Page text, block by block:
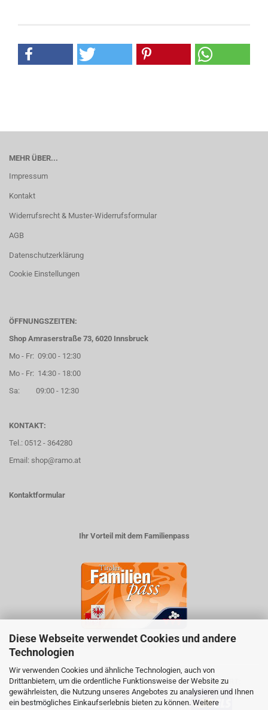
Diese Webseite verwendet Cookies und andere
Technologien
Wir verwenden Cookies und ähnliche Technologien, auch von
Drittanbietern, um die ordentliche Funktionsweise der Website zu
gewährleisten, die Nutzung unseres Angebotes zu analysieren und Ihnen
ein bestmögliches Einkaufserlebnis bieten zu können. Weitere
MEHR ÜBER...
Impressum
Kontakt
Widerrufsrecht & Muster-Widerrufsformular
AGB
Datenschutzerklärung
Cookie Einstellungen
ÖFFNUNGSZEITEN:
Shop Amraserstraße 73, 6020 Innsbruck
Mo - Fr: 09:00 - 12:30
Mo - Fr: 14:30 - 18:00
Sa: 09:00 - 12:30
KONTAKT:
Tel.: 0512 - 364280
Email: shop@ramo.at
Kontaktformular
Ihr Vorteil mit dem Familienpass
5% auf viele im Geschäft erhältlichen Produkte
ZAHLUNGSARTEN VERSANDART: